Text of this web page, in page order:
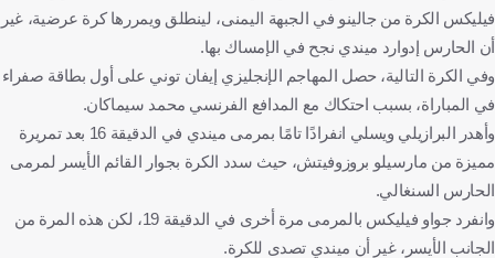
فيليكس الكرة من جالينو في الجبهة اليمنى، لينطلق ويمررها كرة عرضية، غير
أن الحارس إدوارد ميندي نجح في الإمساك بها.
وفي الكرة التالية، حصل المهاجم الإنجليزي إيفان توني على أول بطاقة صفراء
في المباراة، بسبب احتكاك مع المدافع الفرنسي محمد سيماكان.
وأهدر البرازيلي ويسلي انفرادًا تامًا بمرمى ميندي في الدقيقة 16 بعد تمريرة
مميزة من مارسيلو بروزوفيتش، حيث سدد الكرة بجوار القائم الأيسر لمرمى
الحارس السنغالي.
وانفرد جواو فيليكس بالمرمى مرة أخرى في الدقيقة 19، لكن هذه المرة من
الجانب الأيسر، غير أن ميندي تصدى للكرة.